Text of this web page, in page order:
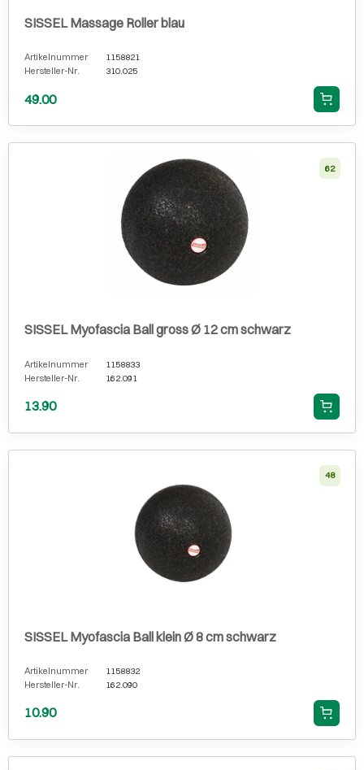
SISSEL Massage Roller blau
Artikelnummer
1158821
Hersteller-Nr.
310.025
49.00
62
SISSEL Myofascia Ball gross Ø 12 cm schwarz
Artikelnummer
1158833
Hersteller-Nr.
162.091
13.90
48
SISSEL Myofascia Ball klein Ø 8 cm schwarz
Artikelnummer
1158832
Hersteller-Nr.
162.090
10.90